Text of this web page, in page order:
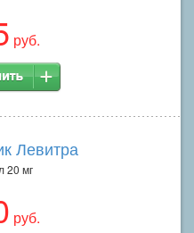
руб.
Левитра
20 мг
руб.